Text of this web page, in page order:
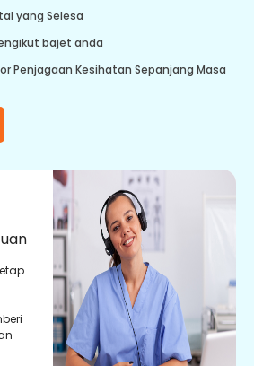
yang Selesa
bajet anda
Penjagaan Kesihatan Sepanjang Masa